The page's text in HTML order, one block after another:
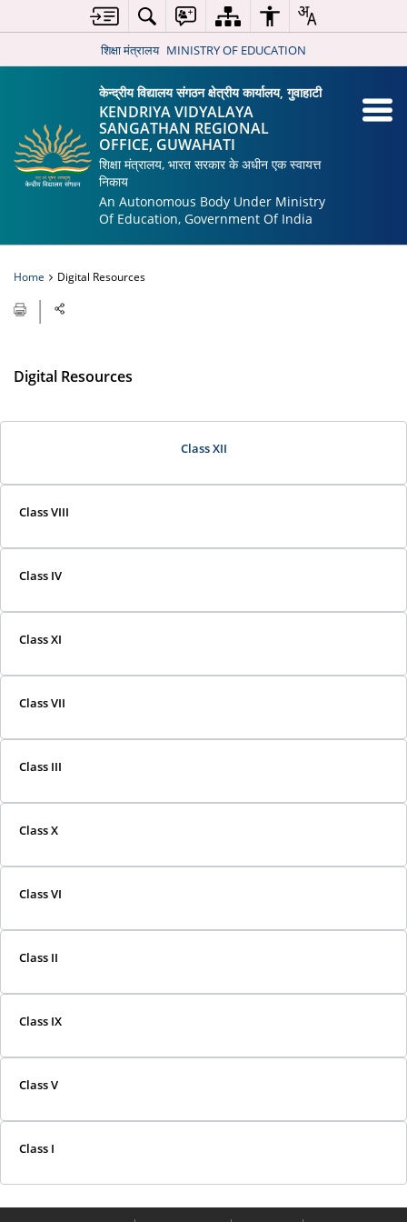
शिक्षा मंत्रालय MINISTRY OF EDUCATION
केन्द्रीय विद्यालय संगठन क्षेत्रीय कार्यालय, गुवाहाटी
KENDRIYA VIDYALAYA
SANGATHAN REGIONAL
OFFICE, GUWAHATI
शिक्षा मंत्रालय, भारत सरकार के अधीन एक स्वायत्त
निकाय
An Autonomous Body Under Ministry
Of Education, Government Of India
Home Digital Resources
Digital Resources
Class XII
Class VIII
Class IV
Class XI
Class VII
Class III
Class X
Class VI
Class II
Class IX
Class V
Class I